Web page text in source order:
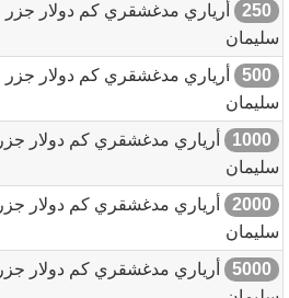
250
أرياري مدغشقري كم دولار جزر
سليمان
500
أرياري مدغشقري كم دولار جزر
سليمان
1000
أرياري مدغشقري كم دولار جزر
سليمان
2000
أرياري مدغشقري كم دولار جزر
سليمان
5000
أرياري مدغشقري كم دولار جزر